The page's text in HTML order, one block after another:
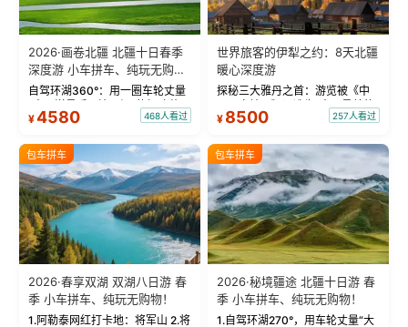
2026·画卷北疆 北疆十日春季
深度游 小车拼车、纯玩无购
物！
自驾环湖360°：用一圈车轮丈量
“大西洋最后一滴眼泪”的极致蔚
蓝。 赛湖旅拍：甄选多款风格服
绝美瞬间。 赛湖坦克300跟车视
频：专业摄影师...
¥4580 468人看过
世界旅客的伊犁之约：8天北疆
暖心深度游
探秘三大雅丹之首：游览被《中
国国家地理》评选为“中国最美的
三大雅丹”第一名的克拉玛依魔鬼
瓦人最大村落——禾木村，欣赏
晨雾与小木...
¥ 8500 257人看过
包车拼车
2026·春享双湖 双湖八日游 春
季 小车拼车、纯玩无购物！
1.阿勒泰网红打卡地：将军山 2.将
包车拼车
2026·秘境疆途 北疆十日游 春
季 小车拼车、纯玩无购物！
1.自驾环湖270°，用车轮丈量“大